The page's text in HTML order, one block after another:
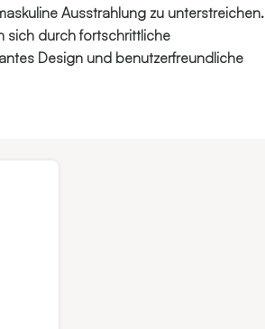
Ausstrahlung zu unterstreichen.
sich durch fortschrittliche
Design und benutzerfreundliche